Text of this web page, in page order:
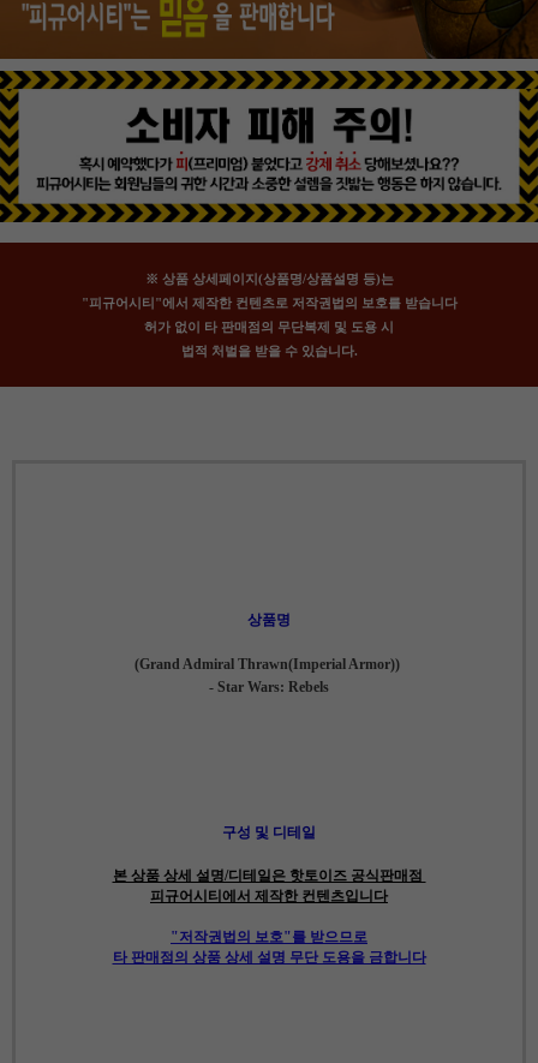
※ 상품 상세페이지(상품명/상품설명 등)는
"피규어시티"에서 제작한 컨텐츠로 저작권법의 보호를 받습니다
허가 없이 타 판매점의 무단복제 및 도용 시
법적 처벌을 받을 수 있습니다.
상품명
(Grand Admiral Thrawn(Imperial Armor))
- Star Wars: Rebels
구성 및 디테일
본 상품 상세 설명/디테일은 핫토이즈 공식판매점
피규어시티에서 제작한 컨텐츠입니다
"저작권법의 보호"를 받으므로
타 판매점의 상품 상세 설명 무단 도용을 금합니다